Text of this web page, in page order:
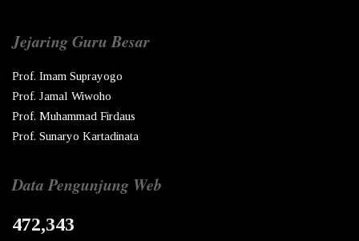
Jejaring Guru Besar
Prof. Imam Suprayogo
Prof. Jamal Wiwoho
Prof. Muhammad Firdaus
Prof. Sunaryo Kartadinata
Data Pengunjung Web
472,343